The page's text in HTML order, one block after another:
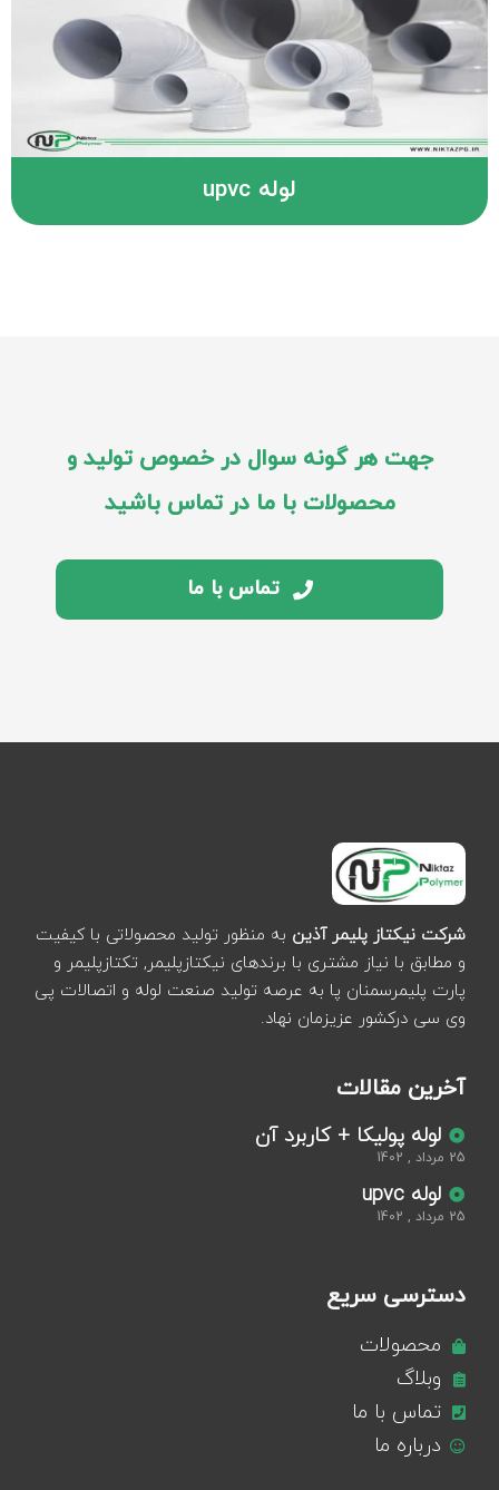
لوله upvc
جهت هر گونه سوال در خصوص تولید و
محصولات با ما در تماس باشید
تماس با ما
شرکت نیکتاز پلیمر آذین به منظور تولید محصولاتی با کیفیت
و مطابق با نیاز مشتری با برندهای نیکتازپلیمر, تکتازپلیمر و
پارت پلیمرسمنان پا به عرصه تولید صنعت لوله و اتصالات پی
وی سی درکشور عزیزمان نهاد.
آخرین مقالات
لوله پولیکا + کاربرد آن
25 مرداد , 1402
لوله upvc
25 مرداد , 1402
دسترسی سریع
محصولات
وبلاگ
تماس با ما
درباره ما